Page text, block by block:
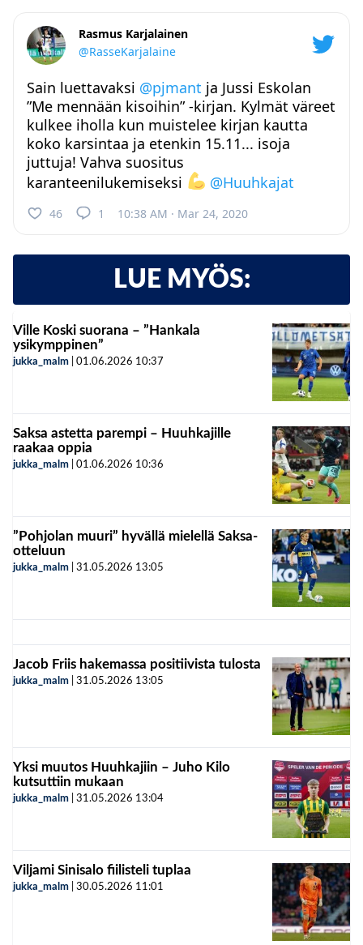
Rasmus Karjalainen
@RasseKarjalaine
Sain luettavaksi @pjmant ja Jussi Eskolan
”Me mennään kisoihin” -kirjan. Kylmät väreet
kulkee iholla kun muistelee kirjan kautta
koko karsintaa ja etenkin 15.11... isoja
juttuja! Vahva suositus
karanteenilukemiseksi
@Huuhkajat
46 1 10:38 AM · Mar 24, 2020
LUE MYÖS:
Ville Koski suorana – ”Hankala
ysikymppinen”
jukka_malm 01.06.2026 10:37
Saksa astetta parempi – Huuhkajille
raakaa oppia
jukka_malm 01.06.2026 10:36
”Pohjolan muuri” hyvällä mielellä Saksa-
otteluun
jukka_malm 31.05.2026 13:05
Jacob Friis hakemassa positiivista tulosta
jukka_malm 31.05.2026 13:05
Yksi muutos Huuhkajiin – Juho Kilo
kutsuttiin mukaan
jukka_malm 31.05.2026 13:04
Viljami Sinisalo fiilisteli tuplaa
jukka_malm 30.05.2026 11:01